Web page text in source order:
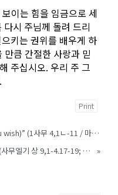
이는 힘을 임금으로 세
시 주님께 돌려 드리
키는 권위를 배우게 하
큼 간절한 사랑과 믿
주십시오. 우리 주 그
Print
희망의 시작 - “하고자 하시면…(If you wish)” (1사무 4,1ㄴ-11 / 마르 1,40-45) - 3836
희망의 시작 - 성 안토니오 아빠스 기념일(사무엘기 상 9,1-4.17-19; 10,1/ 마르 2,13-17 ) - 3838
»